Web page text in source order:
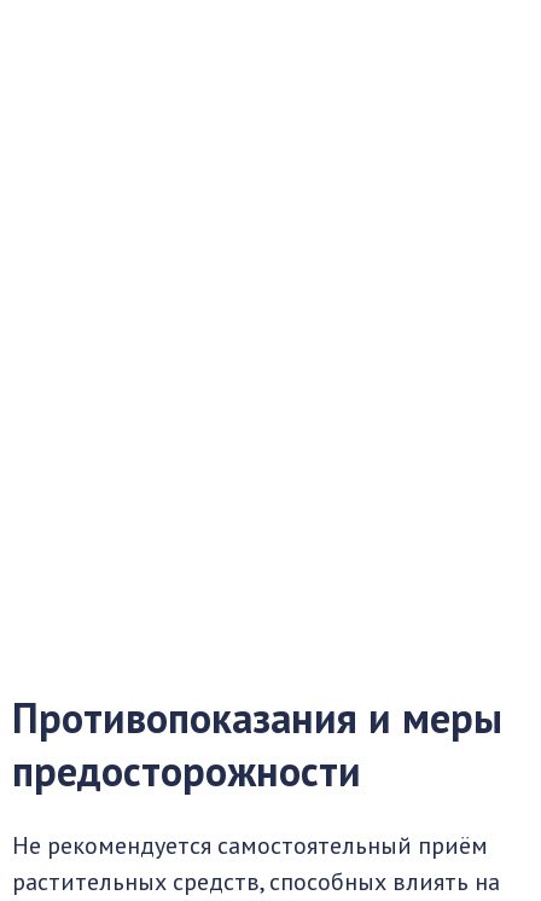
Противопоказания и меры
предосторожности
Не рекомендуется самостоятельный приём
растительных средств, способных влиять на